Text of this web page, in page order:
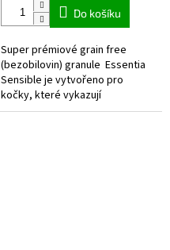
hvězdiček.
Do košíku
Super prémiové grain free
(bezobilovin) granule Essentia
Sensible je vytvořeno pro
kočky, které vykazují
známky citlivosti na některé